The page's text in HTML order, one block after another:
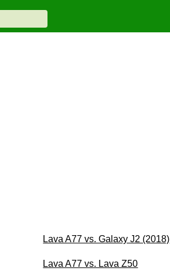
Lava A77 vs. Galaxy J2 (2018)
Lava A77 vs. Lava Z50